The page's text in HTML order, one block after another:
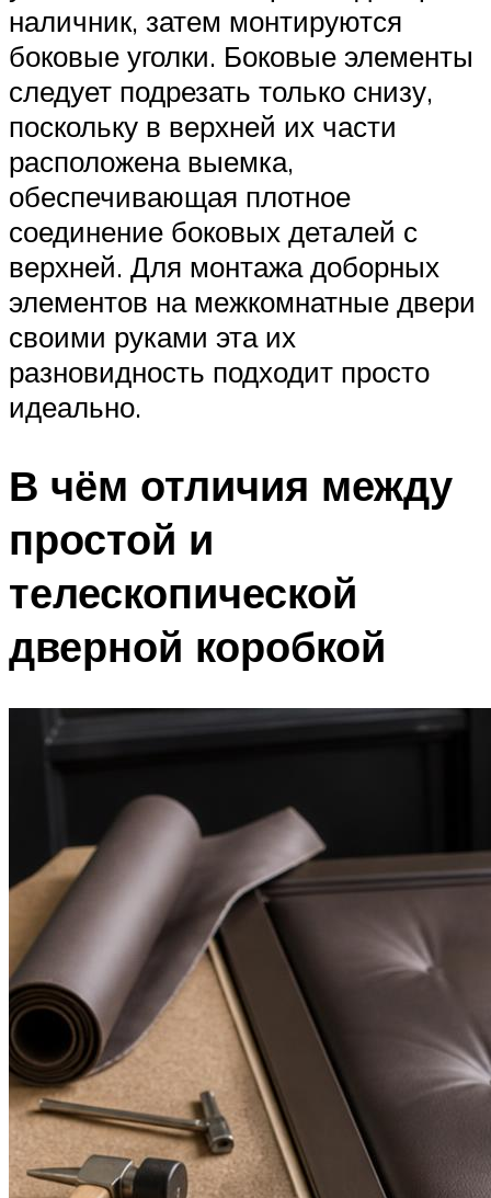
наличник, затем монтируются
боковые уголки. Боковые элементы
следует подрезать только снизу,
поскольку в верхней их части
расположена выемка,
обеспечивающая плотное
соединение боковых деталей с
верхней. Для монтажа доборных
элементов на межкомнатные двери
своими руками эта их
разновидность подходит просто
идеально.
В чём отличия между
простой и
телескопической
дверной коробкой